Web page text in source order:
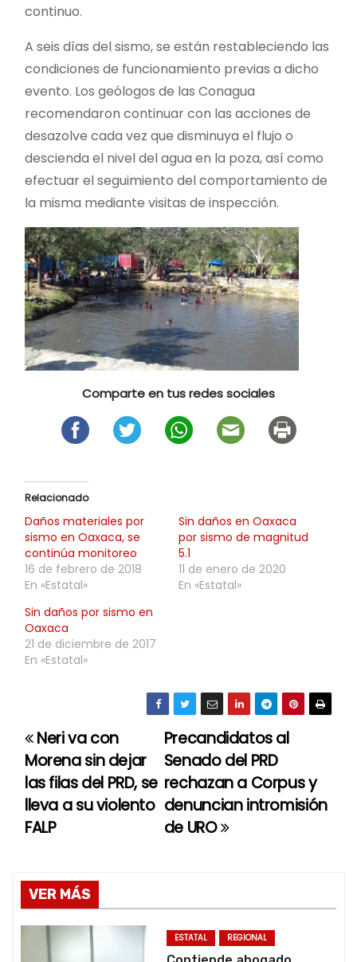
continuo.
A seis días del sismo, se están restableciendo las
condiciones de funcionamiento previas a dicho
evento. Los geólogos de las Conagua
recomendaron continuar con las acciones de
desazolve cada vez que disminuya el flujo o
descienda el nivel del agua en la poza, así como
efectuar el seguimiento del comportamiento de
la misma mediante visitas de inspección.
Comparte en tus redes sociales
Relacionado
Daños materiales por
sismo en Oaxaca, se
continúa monitoreo
16 de febrero de 2018
En «Estatal»
Sin daños en Oaxaca
por sismo de magnitud
5.1
11 de enero de 2020
En «Estatal»
Sin daños por sismo en
Oaxaca
21 de diciembre de 2017
En «Estatal»
N
a
v
g
a
Precandidatos al
Senado del PRD
rechazan a Corpus y
denuncian intromisión
de URO
Neri va con
Morena sin dejar
las filas del PRD, se
lleva a su violento
FALP
VER MÁS
ESTATAL REGIONAL